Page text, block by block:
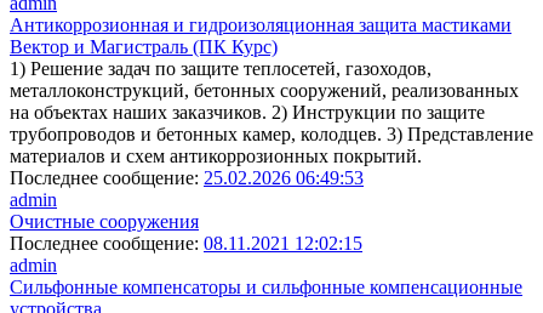
Антикоррозионная и гидроизоляционная защита мастиками
Вектор и Магистраль (ПК Курс)
1) Решение задач по защите теплосетей, газоходов,
металлоконструкций, бетонных сооружений, реализованных
на объектах наших заказчиков. 2) Инструкции по защите
трубопроводов и бетонных камер, колодцев. 3) Представление
материалов и схем антикоррозионных покрытий.
Последнее сообщение: 25.02.2026 06:49:53
admin
Очистные сооружения
Последнее сообщение: 08.11.2021 12:02:15
admin
Сильфонные компенсаторы и сильфонные компенсационные
устройства